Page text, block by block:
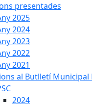
presentades
2025
2024
2023
2022
2021
al Butlletí Municipal
2024